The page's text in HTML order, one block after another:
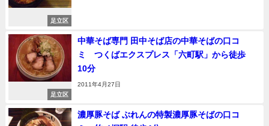
足立区
足立区
中華そば専門 田中そば店の中華そばの口コ
ミ つくばエクスプレス「六町駅」から徒歩
10分
2011年4月27日
濃厚豚そば ぶれんの特製濃厚豚そばの口コ